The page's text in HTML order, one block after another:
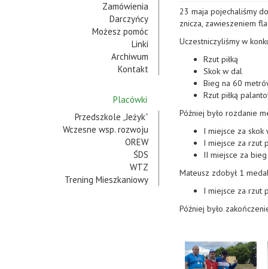
Zamówienia
Darczyńcy
Możesz pomóc
Linki
Archiwum
Kontakt
Placówki
Przedszkole „Jeżyk”
Wczesne wsp. rozwoju
OREW
ŚDS
WTZ
Trening Mieszkaniowy
23 maja pojechaliśmy
znicza, zawieszeniem
Uczestniczyliśmy w
Rzut piłką
Skok w dal
Bieg na 60
Rzut piłką
Później było rozdanie
I miejsce za
I miejsce za rzut
II miejsce za
Mateusz zdobył 1
I miejsce za rzut
Później było